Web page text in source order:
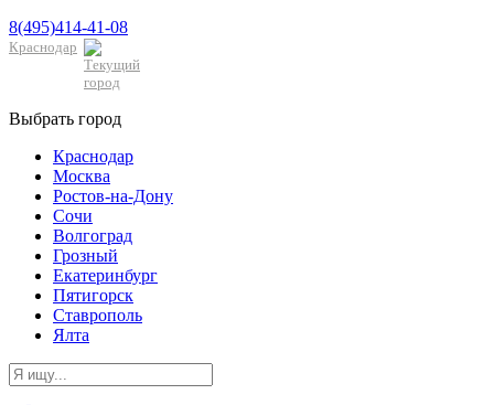
8(495)414-41-08
Краснодар
Выбрать город
Краснодар
Москва
Ростов-на-Дону
Сочи
Волгоград
Грозный
Екатеринбург
Пятигорск
Ставрополь
Ялта